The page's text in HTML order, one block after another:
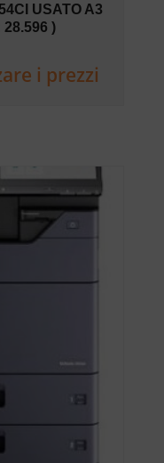
USATO A3
28.596 )
i prezzi